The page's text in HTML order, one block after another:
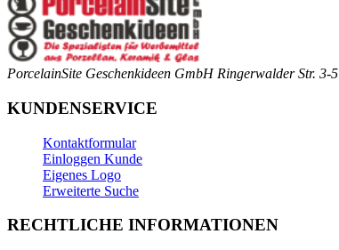
PorcelainSite Geschenkideen GmbH Ringerwalder Str. 3-5
KUNDENSERVICE
Kontaktformular
Einloggen Kunde
Eigenes Logo
Erweiterte Suche
RECHTLICHE INFORMATIONEN